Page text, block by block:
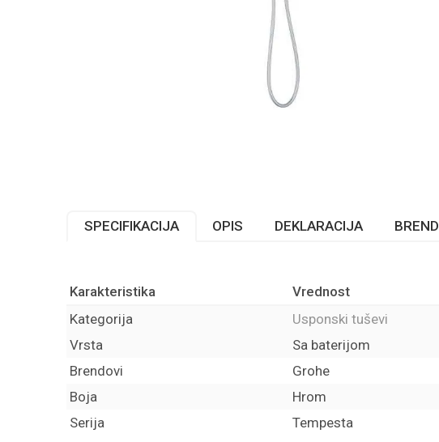
SPECIFIKACIJA OPIS DEKLARACIJA BREND
Karakteristika
Vrednost
Kategorija
Usponski tuševi
Vrsta
Sa baterijom
Brendovi
Grohe
Boja
Hrom
Serija
Tempesta